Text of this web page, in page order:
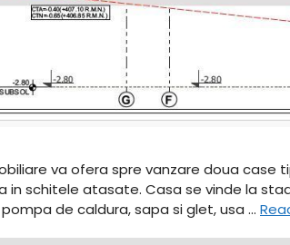
va ofera spre vanzare doua
in schitele atasate. Casa se vinde la
de caldura, sapa si glet, usa …